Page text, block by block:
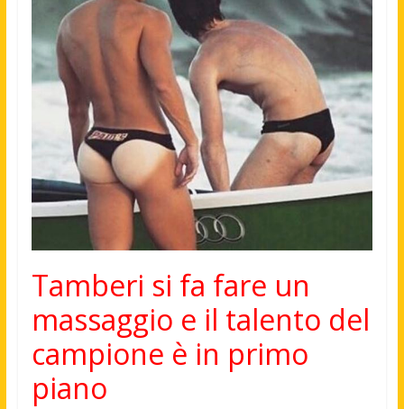
Tamberi si fa fare un
massaggio e il talento del
campione è in primo
piano